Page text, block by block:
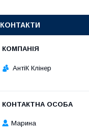
КОНТАКТИ
АнтіК Клінер
Марина